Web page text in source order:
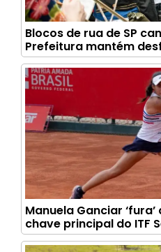
Blocos de rua de SP
Prefeitura mantém
Manuela Ganciar
chave principal do ITF